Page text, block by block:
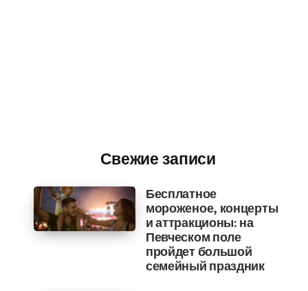
Свежие записи
Бесплатное
мороженое, концерты
и аттракционы: на
Певческом поле
пройдет большой
семейный праздник